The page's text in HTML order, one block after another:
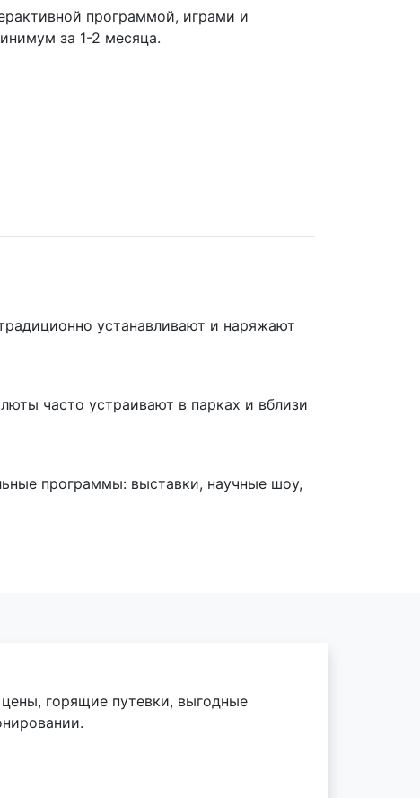
программой, играми и
за 1-2 месяца.
устанавливают и наряжают
часто устраивают в парках и вблизи
программы: выставки, научные шоу,
горящие путевки, выгодные